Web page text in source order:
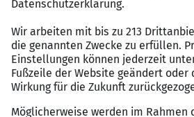
Damit Du zu den besten
wirst, stehen wir Dir im
Deines Arbeitsvertrags
Darüber hinaus beraten wir
kostenfrei zu weiteren